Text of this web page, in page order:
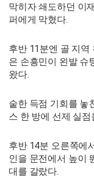
막히자 쇄도하던 이
퍼에게 막혔다.
후반 11분엔 골 지
은 손흥민이 왼발 슈
왔다.
숱한 득점 기회를 놓
스 한 방에 선제 실
후반 14분 오른쪽에
인을 문전에서 높이
대를 갈랐다.